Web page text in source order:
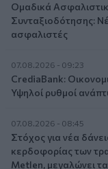
Ομαδικά
Συνταξιοδότησης:
ασφαλιστές
07.08.2026 - 09:23
CrediaBank:
Υψηλοί ρυθμοί
07.08.2026 - 08:45
Στόχος για νέα
κερδοφορίας των
Metlen, μεγαλώνει